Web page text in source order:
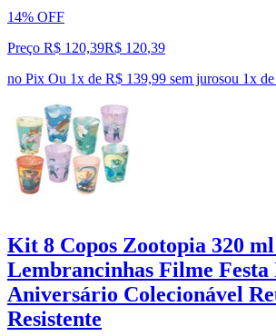
14% OFF
Preço R$ 120,39R$ 120,39
no Pix Ou 1x de R$ 139,99 sem jurosou 1x de
Kit 8 Copos Zootopia 320
Lembrancinhas Filme
Aniversário Colecionável
Resistente